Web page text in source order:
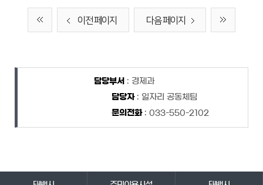
이전 페이지 다음 페이지
담당자 정보
담당부서 : 경제과
담당자: 일자리 공동체팀
문의전화: 033-550-2102